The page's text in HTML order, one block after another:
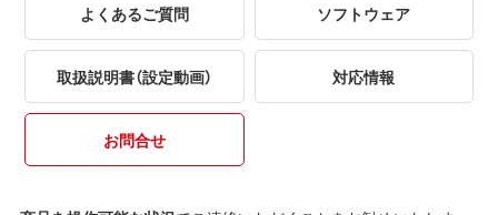
よくあるご質問 ソフトウェア
取扱説明書（設定動画） 対応情報
お問合せ